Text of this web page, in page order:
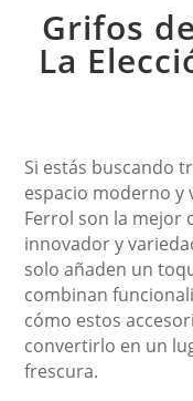
Grifos
La
Si estás buscando
espacio moderno y
Ferrol son la mejor
innovador y
solo añaden un
combinan
cómo estos
convertirlo en un
frescura.